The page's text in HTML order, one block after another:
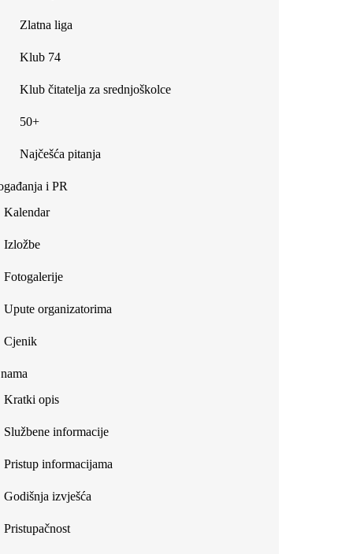
Zlatna liga
Klub 74
Klub čitatelja za srednjoškolce
50+
Najčešća pitanja
i PR
Kalendar
Izložbe
Fotogalerije
Upute organizatorima
Cjenik
Kratki opis
Službene informacije
Pristup informacijama
Godišnja izvješća
Pristupačnost